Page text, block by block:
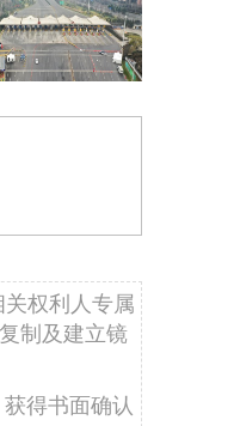
权利人专属
制及建立镜
获得书面确认